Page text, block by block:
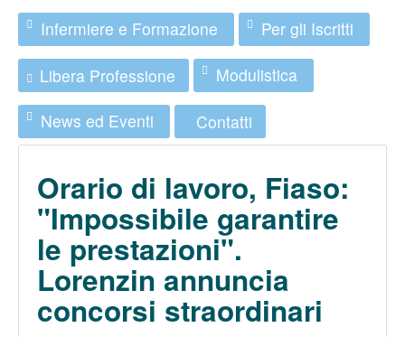
Infermiere e Formazione Per gli Iscritti
Libera Professione Modulistica
News ed Eventi Contatti
Orario di lavoro, Fiaso:
"Impossibile garantire
le prestazioni".
Lorenzin annuncia
concorsi straordinari